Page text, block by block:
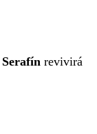
Serafín revivirá